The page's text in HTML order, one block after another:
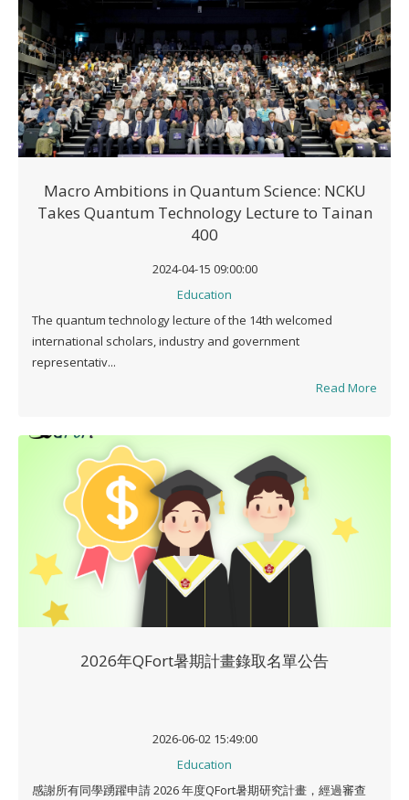
Macro Ambitions in Quantum Science: NCKU
Takes Quantum Technology Lecture to Tainan
400
2024-04-15 09:00:00
Education
The quantum technology lecture of the 14th welcomed
international scholars, industry and government
representativ...
Read More
2026年QFort暑期計畫錄取名單公告
2026-06-02 15:49:00
Education
感謝所有同學踴躍申請 2026 年度QFort暑期研究計畫，經過審查